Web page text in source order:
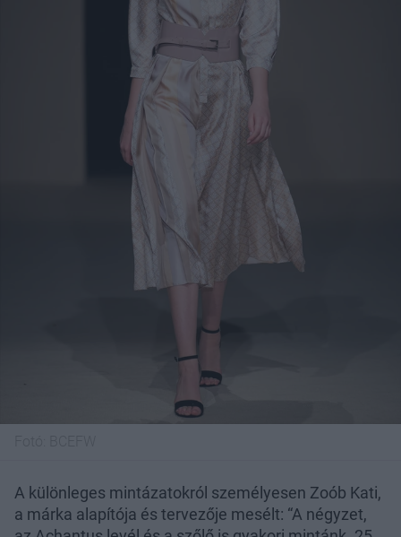
A különleges mintázatokról személyesen Zoób Kati,
a márka alapítója és tervezője mesélt: “A négyzet,